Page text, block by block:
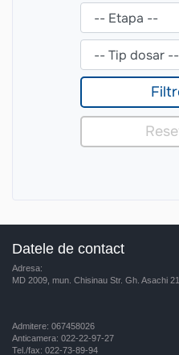
Datele de contact
Adresa:
MD 2009, mun. Chisinau Str. Gh. Asachi 21
Admitere: 067458026
Anticamera: 022-22-97-27
Tel./fax: 022-73-89-94